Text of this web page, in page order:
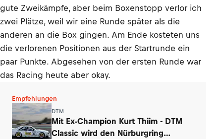
gute Zweikämpfe, aber beim Boxenstopp verlor ich
zwei Plätze, weil wir eine Runde später als die
anderen an die Box gingen. Am Ende kosteten uns
die verlorenen Positionen aus der Startrunde ein
paar Punkte. Abgesehen von der ersten Runde war
das Racing heute aber okay.
Empfehlungen
DTM
Mit Ex-Champion Kurt Thiim - DTM
Classic wird den Nürburgring